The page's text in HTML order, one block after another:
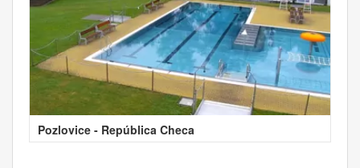
Pozlovice - República Checa